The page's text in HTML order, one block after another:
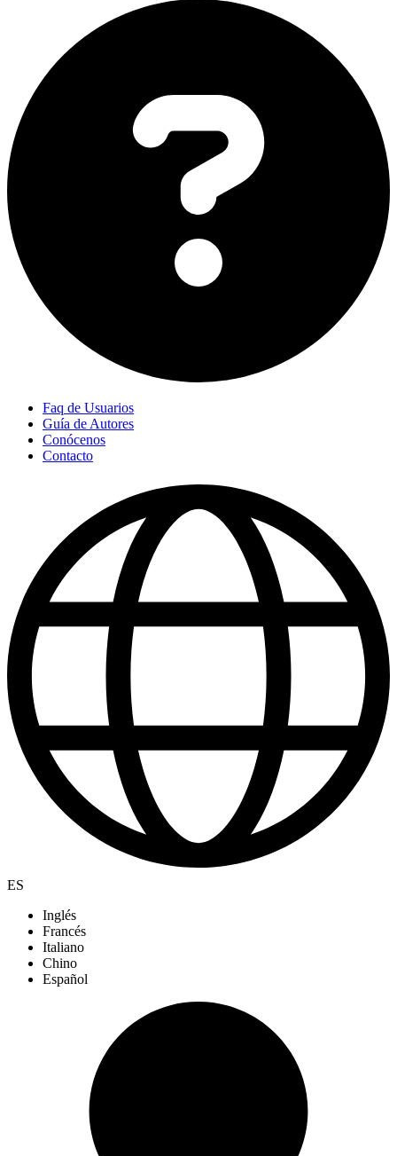
Faq de Usuarios
Guía de Autores
Conócenos
Contacto
ES
Inglés
Francés
Italiano
Chino
Español